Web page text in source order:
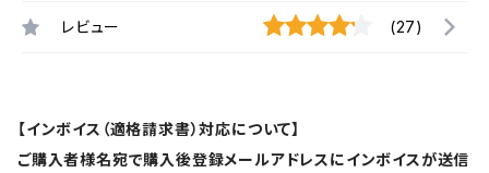
レビュー (27)
【インボイス（適格請求書）対応について】
ご購入者様名宛で購入後登録メールアドレスにインボイスが送信